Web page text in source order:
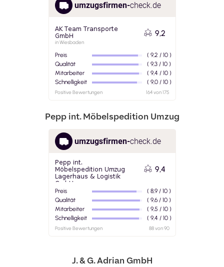
Pepp int. Möbelspedition Umzug
J. & G. Adrian GmbH